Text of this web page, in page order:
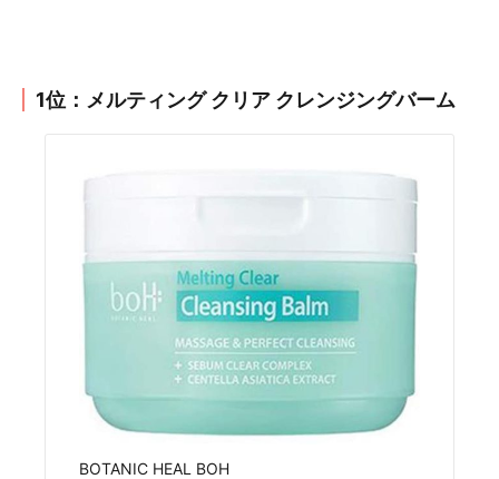
1位：メルティング クリア クレンジングバーム
BOTANIC HEAL BOH